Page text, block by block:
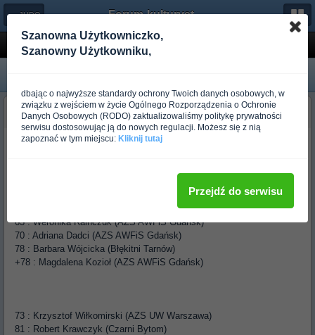
← JUDO Forum-kulturystyka.pl
Osaka
budo_voyzzek
Ponad rok temu
Od 10.09 do 14.09.2003 r. Osaka - Mistrzostwa Świata w Judo.
48 : Anna Żemła-Krajewska (Koka Jastrzębie)
52 : Barbara Bukowska (MKS Czechowice-Dziedzice)
63 : Weronika Raińczuk (AZS AWFiS Gdańsk)
70 : Adriana Dadci (AZS AWFiS Gdańsk)
78 : Barbara Wójcicka (Błękitni Tarnów)
+78 : Magdalena Kozioł (AZS AWFiS Gdańsk)
73 : Krzysztof Wiłkomirski (AZS UW Warszawa)
81 : Robert Krawczyk (Czarni Bytom)
Szanowna Użytkowniczko,
Szanowny Użytkowniku,
dbając o najwyższe standardy ochrony Twoich danych osobowych, w
związku z wejściem w życie Ogólnego Rozporządzenia o Ochronie
Danych Osobowych (RODO) zaktualizowaliśmy politykę prywatności
serwisu dostosowując ją do nowych regulacji. Możesz się z nią
zapoznać w tym miejscu: Kliknij tutaj
Przejdź do serwisu